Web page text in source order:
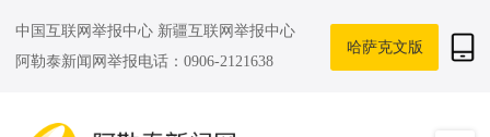
中国互联网举报中心 新疆互联网举报中心
阿勒泰新闻网举报电话：0906-2121638
哈萨克文版